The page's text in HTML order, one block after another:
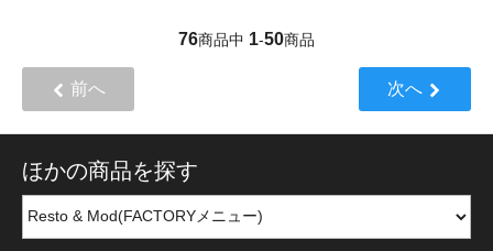
76商品中 1-50商品
前へ 次へ
ほかの商品を探す